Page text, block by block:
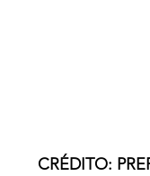
CRÉDITO: